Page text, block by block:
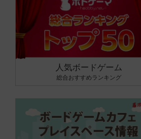
人気ボードゲーム
総合おすすめランキング